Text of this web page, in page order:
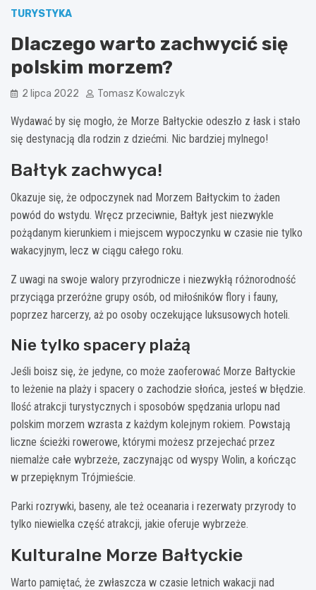
TURYSTYKA
Dlaczego warto zachwycić się
polskim morzem?
2 lipca 2022 Tomasz Kowalczyk
Wydawać by się mogło, że Morze Bałtyckie odeszło z łask i stało
się destynacją dla rodzin z dziećmi. Nic bardziej mylnego!
Bałtyk zachwyca!
Okazuje się, że odpoczynek nad Morzem Bałtyckim to żaden
powód do wstydu. Wręcz przeciwnie, Bałtyk jest niezwykle
pożądanym kierunkiem i miejscem wypoczynku w czasie nie tylko
wakacyjnym, lecz w ciągu całego roku.
Z uwagi na swoje walory przyrodnicze i niezwykłą różnorodność
przyciąga przeróżne grupy osób, od miłośników flory i fauny,
poprzez harcerzy, aż po osoby oczekujące luksusowych hoteli.
Nie tylko spacery plażą
Jeśli boisz się, że jedyne, co może zaoferować Morze Bałtyckie
to leżenie na plaży i spacery o zachodzie słońca, jesteś w błędzie.
Ilość atrakcji turystycznych i sposobów spędzania urlopu nad
polskim morzem wzrasta z każdym kolejnym rokiem. Powstają
liczne ścieżki rowerowe, którymi możesz przejechać przez
niemalże całe wybrzeże, zaczynając od wyspy Wolin, a kończąc
w przepięknym Trójmieście.
Parki rozrywki, baseny, ale też oceanaria i rezerwaty przyrody to
tylko niewielka część atrakcji, jakie oferuje wybrzeże.
Kulturalne Morze Bałtyckie
Warto pamiętać, że zwłaszcza w czasie letnich wakacji nad